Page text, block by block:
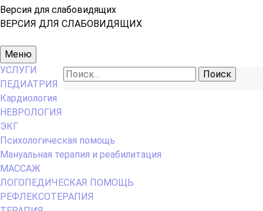
Версия для слабовидящих
ВЕРСИЯ ДЛЯ СЛАБОВИДЯЩИХ
Основное
меню
Меню
Найти:
УСЛУГИ
ПЕДИАТРИЯ
Кардиология
НЕВРОЛОГИЯ
ЭКГ
Психологическая помощь
Мануальная терапия и реабилитация
МАССАЖ
ЛОГОПЕДИЧЕСКАЯ ПОМОЩЬ
РЕФЛЕКСОТЕРАПИЯ